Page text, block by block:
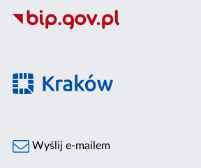
Wyślij e-mailem